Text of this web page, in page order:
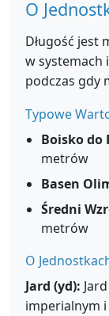
O
Długość jest
w systemach
podczas gdy
Typowe
Boisko do
metrów
Basen
Średni
metrów
O
Jard (yd):
imperialnym